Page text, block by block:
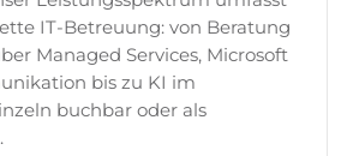
IT-Betreuung: von Beratung
Managed Services, Microsoft
bis zu KI im
buchbar oder als